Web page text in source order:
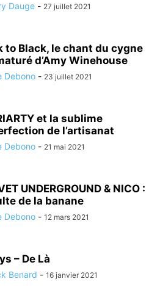
Dauge - 27 juillet 2021
to Black, le chant du cygne
d’Amy Winehouse
Debono - 23 juillet 2021
et la sublime
de l’artisanat
Debono - 21 mai 2021
UNDERGROUND & NICO :
de la banane
Debono - 12 mars 2021
– De Là
Benard - 16 janvier 2021